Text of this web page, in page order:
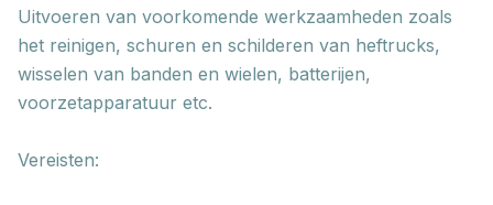
Uitvoeren van voorkomende werkzaamheden zoals
het reinigen, schuren en schilderen van heftrucks,
wisselen van banden en wielen, batterijen,
voorzetapparatuur etc.
Vereisten: